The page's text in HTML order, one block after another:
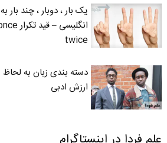
یک بار ، دوبار ، چند بار به
twice
دسته بندی زبان به لحاظ
ارزش ادبی